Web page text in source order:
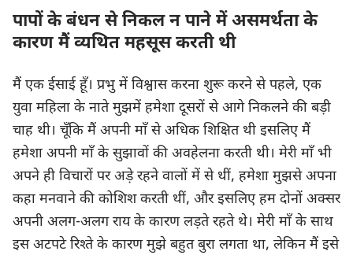
पापों के बंधन से निकल न पाने में असमर्थता के
कारण मैं व्यथित महसूस करती थी
मैं एक ईसाई हूँ। प्रभु में विश्वास करना शुरू करने से पहले, एक
युवा महिला के नाते मुझमें हमेशा दूसरों से आगे निकलने की बड़ी
चाह थी। चूँकि मैं अपनी माँ से अधिक शिक्षित थी इसलिए मैं
हमेशा अपनी माँ के सुझावों की अवहेलना करती थी। मेरी माँ भी
अपने ही विचारों पर अड़े रहने वालों में से थीं, हमेशा मुझसे अपना
कहा मनवाने की कोशिश करती थीं, और इसलिए हम दोनों अक्सर
अपनी अलग-अलग राय के कारण लड़ते रहते थे। मेरी माँ के साथ
इस अटपटे रिश्ते के कारण मुझे बहुत बुरा लगता था, लेकिन मैं इसे